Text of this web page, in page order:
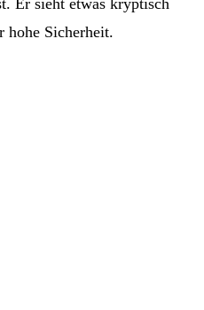
Er sieht etwas kryptisch
hohe Sicherheit.